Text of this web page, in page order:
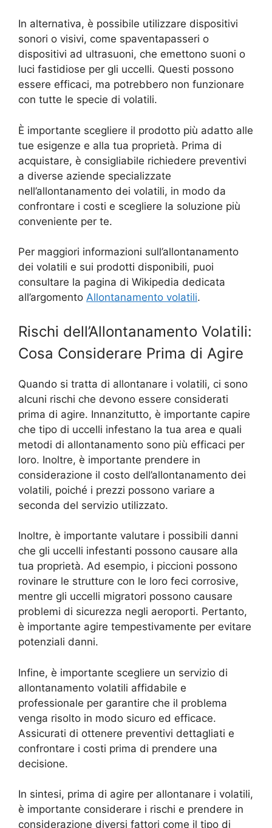
In alternativa, è possibile utilizzare dispositivi
sonori o visivi, come spaventapasseri o
dispositivi ad ultrasuoni, che emettono suoni o
luci fastidiose per gli uccelli. Questi possono
essere efficaci, ma potrebbero non funzionare
con tutte le specie di volatili.
È importante scegliere il prodotto più adatto alle
tue esigenze e alla tua proprietà. Prima di
acquistare, è consigliabile richiedere preventivi
a diverse aziende specializzate
nell’allontanamento dei volatili, in modo da
confrontare i costi e scegliere la soluzione più
conveniente per te.
Per maggiori informazioni sull’allontanamento
dei volatili e sui prodotti disponibili, puoi
consultare la pagina di Wikipedia dedicata
all’argomento Allontanamento volatili.
Rischi dell’Allontanamento Volatili:
Cosa Considerare Prima di Agire
Quando si tratta di allontanare i volatili, ci sono
alcuni rischi che devono essere considerati
prima di agire. Innanzitutto, è importante capire
che tipo di uccelli infestano la tua area e quali
metodi di allontanamento sono più efficaci per
loro. Inoltre, è importante prendere in
considerazione il costo dell’allontanamento dei
volatili, poiché i prezzi possono variare a
seconda del servizio utilizzato.
Inoltre, è importante valutare i possibili danni
che gli uccelli infestanti possono causare alla
tua proprietà. Ad esempio, i piccioni possono
rovinare le strutture con le loro feci corrosive,
mentre gli uccelli migratori possono causare
problemi di sicurezza negli aeroporti. Pertanto,
è importante agire tempestivamente per evitare
potenziali danni.
Infine, è importante scegliere un servizio di
allontanamento volatili affidabile e
professionale per garantire che il problema
venga risolto in modo sicuro ed efficace.
Assicurati di ottenere preventivi dettagliati e
confrontare i costi prima di prendere una
decisione.
In sintesi, prima di agire per allontanare i volatili,
è importante considerare i rischi e prendere in
considerazione diversi fattori come il tipo di